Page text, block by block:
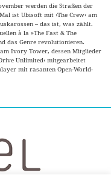
werden die Straßen der
ist Ubisoft mit ›The Crew‹ am
– das ist, was zählt.
à la »The Fast & The
das Genre revolutionieren.
Ivory Tower, dessen Mitglieder
Unlimited‹ mitgearbeitet
mit rasanten Open-World-